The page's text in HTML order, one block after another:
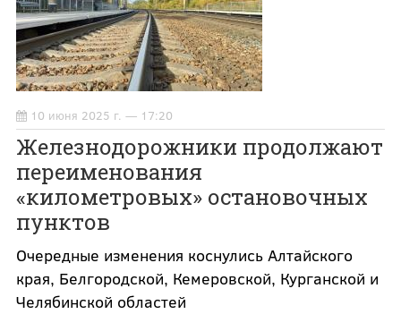
10 июня 2025 г. — 17:20
Железнодорожники продолжают
переименования
«километровых» остановочных
пунктов
Очередные изменения коснулись Алтайского
края, Белгородской, Кемеровской, Курганской и
Челябинской областей